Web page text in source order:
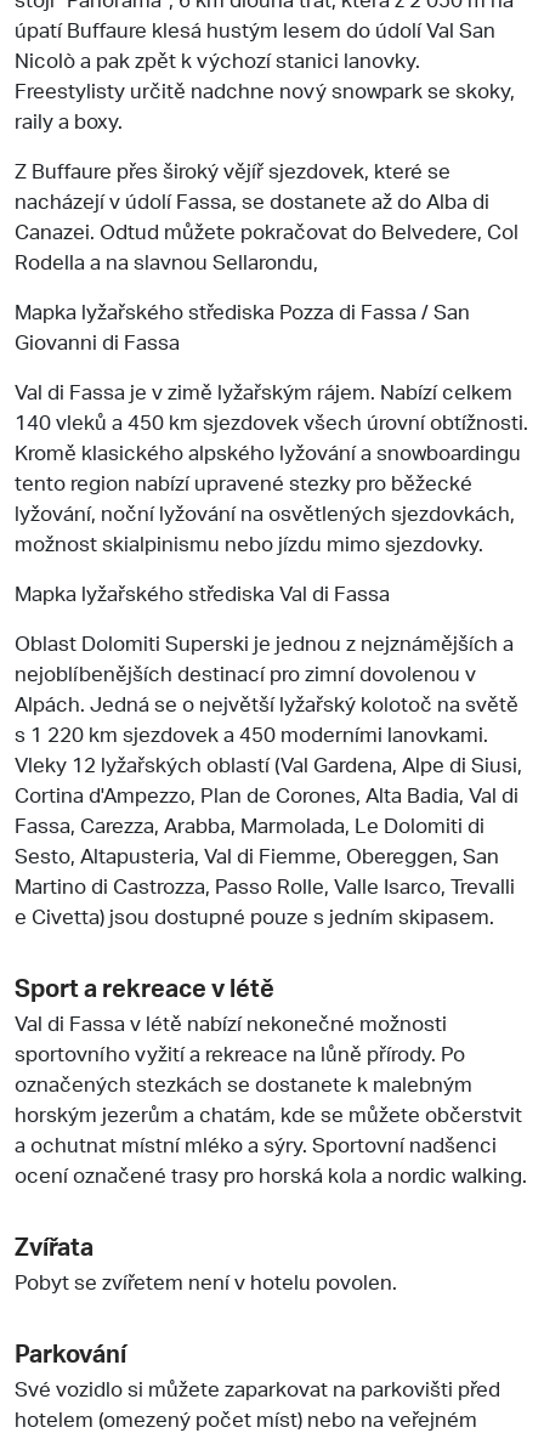
úpatí Buffaure klesá hustým lesem do údolí Val San
Nicolò a pak zpět k výchozí stanici lanovky.
Freestylisty určitě nadchne nový snowpark se skoky,
raily a boxy.
Z Buffaure přes široký vějíř sjezdovek, které se
nacházejí v údolí Fassa, se dostanete až do Alba di
Canazei. Odtud můžete pokračovat do Belvedere, Col
Rodella a na slavnou Sellarondu,
Mapka lyžařského střediska Pozza di Fassa / San
Giovanni di Fassa
Val di Fassa je v zimě lyžařským rájem. Nabízí celkem
140 vleků a 450 km sjezdovek všech úrovní obtížnosti.
Kromě klasického alpského lyžování a snowboardingu
tento region nabízí upravené stezky pro běžecké
lyžování, noční lyžování na osvětlených sjezdovkách,
možnost skialpinismu nebo jízdu mimo sjezdovky.
Mapka lyžařského střediska Val di Fassa
Oblast Dolomiti Superski je jednou z nejznámějších a
nejoblíbenějších destinací pro zimní dovolenou v
Alpách. Jedná se o největší lyžařský kolotoč na světě
s 1 220 km sjezdovek a 450 moderními lanovkami.
Vleky 12 lyžařských oblastí (Val Gardena, Alpe di Siusi,
Cortina d'Ampezzo, Plan de Corones, Alta Badia, Val di
Fassa, Carezza, Arabba, Marmolada, Le Dolomiti di
Sesto, Altapusteria, Val di Fiemme, Obereggen, San
Martino di Castrozza, Passo Rolle, Valle Isarco, Trevalli
e Civetta) jsou dostupné pouze s jedním skipasem.
Sport a rekreace v létě
Val di Fassa v létě nabízí nekonečné možnosti
sportovního vyžití a rekreace na lůně přírody. Po
označených stezkách se dostanete k malebným
horským jezerům a chatám, kde se můžete občerstvit
a ochutnat místní mléko a sýry. Sportovní nadšenci
ocení označené trasy pro horská kola a nordic walking.
Zvířata
Pobyt se zvířetem není v hotelu povolen.
Parkování
Své vozidlo si můžete zaparkovat na parkovišti před
hotelem (omezený počet míst) nebo na veřejném